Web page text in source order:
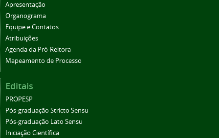
Apresentação
Organograma
Equipe e Contatos
Atribuições
Agenda da Pró-Reitora
Mapeamento de Processo
Editais
PROPESP
Pós-graduação Stricto Sensu
Pós-graduação Lato Sensu
Iniciação Científica